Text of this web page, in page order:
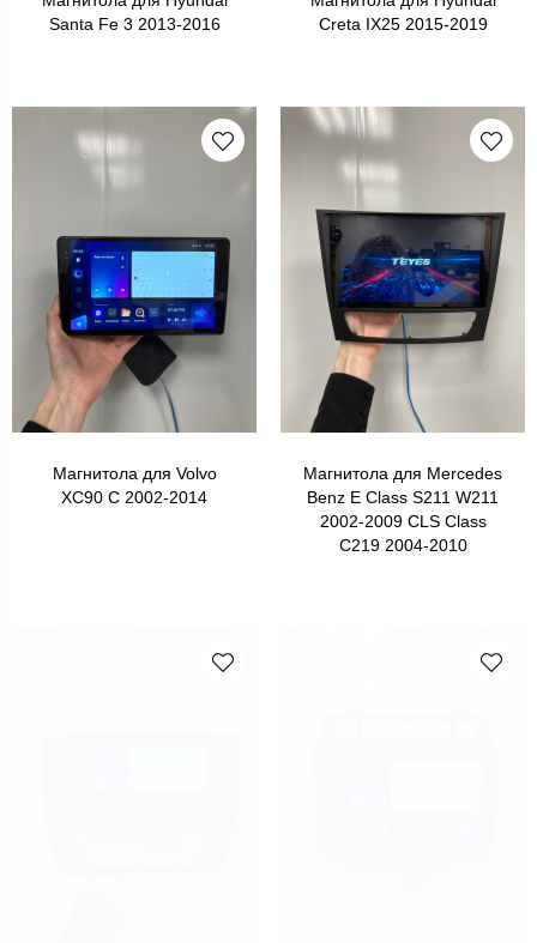
Santa Fe 3 2013-2016
Creta IX25 2015-2019
Магнитола для Volvo
XC90 C 2002-2014
Магнитола для Mercedes
Benz E Class S211 W211
2002-2009 CLS Class
C219 2004-2010